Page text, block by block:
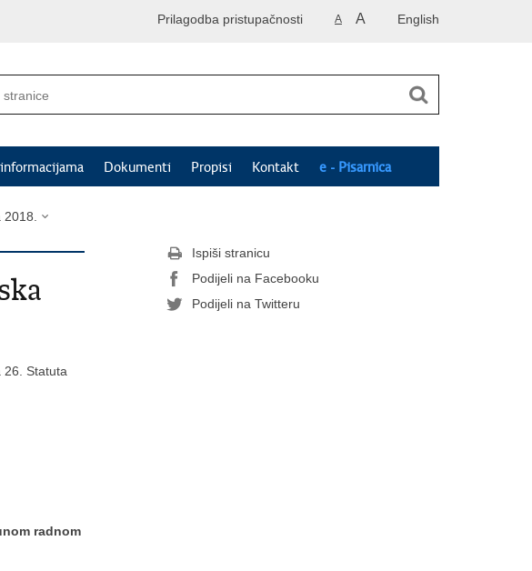
English
A A
Prilagodba pristupačnosti
Dokumenti Propisi Kontakt e - Pisarnica
26. Statuta
radnom
Ispiši stranicu
Podijeli na Facebooku
Podijeli na Twitteru